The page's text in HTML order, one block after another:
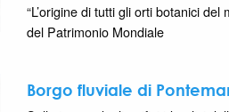
“L’origine di tutti gli orti botanici del
del Patrimonio Mondiale
Borgo fluviale di